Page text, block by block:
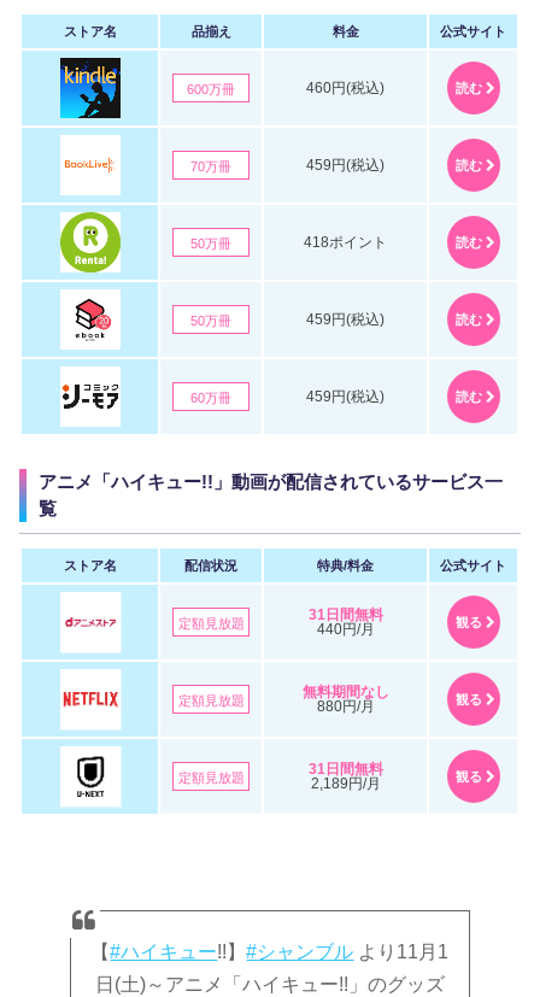
ストア名 品揃え 料金 公式サイト
600万冊 460円(税込) 読む
70万冊 459円(税込) 読む
50万冊 418ポイント 読む
50万冊 459円(税込) 読む
60万冊 459円(税込) 読む
アニメ「ハイキュー!!」動画が配信されているサービス一
覧
ストア名 配信状況 特典/料金 公式サイト
定額見放題
31日間無料
440円/月
観る
定額見放題
無料期間なし
880円/月
観る
定額見放題
31日間無料
2,189円/月
観る
【#ハイキュー!!】#シャンブル より11月1
日(土)～アニメ「ハイキュー!!」のグッズ